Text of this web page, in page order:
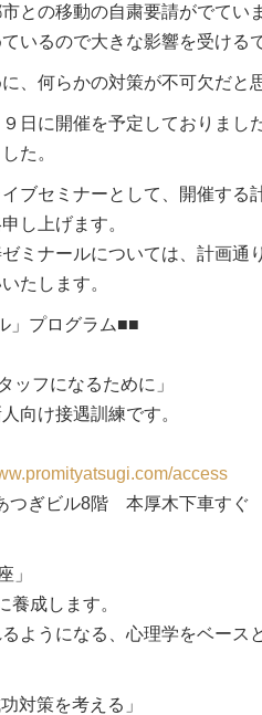
との移動の自粛要請がでてい
いるので大きな影響を受ける
、何らかの対策が不可欠だと
日に開催を予定しておりまし
た。
ブセミナーとして、開催する
し上げます。
ミナールについては、計画通
たします。
」プログラム■■
フになるために」
向け接遇訓練です。
access
つぎビル8階 本厚木下車すぐ
」
養成します。
ようになる、心理学をベース
策を考える」